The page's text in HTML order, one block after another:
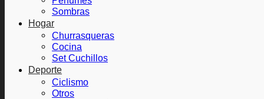
Sombras
Hogar
Churrasqueras
Cocina
Set Cuchillos
Deporte
Ciclismo
Otros